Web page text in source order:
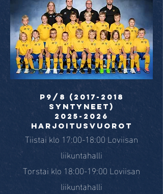
P9/8 (2017-2018
syntyneet)
2025-2026
HARJOITUSVUOROt
Tiistai klo 17:00-18:00 Loviisan
liikuntahalli
Torstai klo 18:00-19:00 Loviisan
liikuntahalli